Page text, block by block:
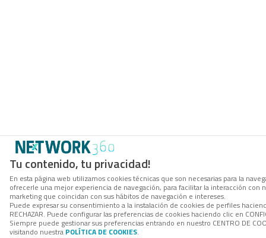
Tu contenido, tu privacidad!
En esta página web utilizamos cookies técnicas que son necesarias para la
ofrecerle una mejor experiencia de navegación, para facilitar la interacción
marketing que coincidan con sus hábitos de navegación e intereses.
Puede expresar su consentimiento a la instalación de cookies de perfiles
RECHAZAR. Puede configurar las preferencias de cookies haciendo clic en
Siempre puede gestionar sus preferencias entrando en nuestro CENTRO DE
visitando nuestra POLÍTICA DE COOKIES.